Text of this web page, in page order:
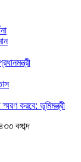
করবে: ভূমিমন্ত্রী
বঙ্গাব্দ